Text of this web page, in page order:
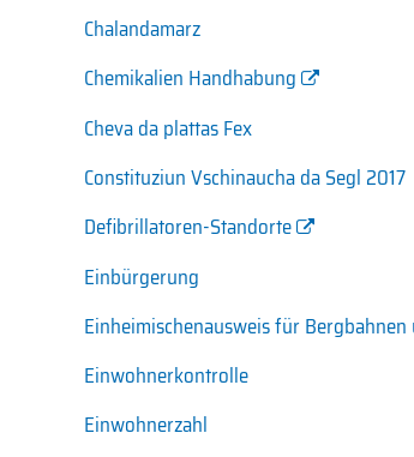
Chalandamarz
Chemikalien Handhabung
Cheva da plattas Fex
Constituziun Vschinaucha da Segl 2017
Defibrillatoren-Standorte
Einbürgerung
Einheimischenausweis für Bergbahnen
Einwohnerkontrolle
Einwohnerzahl